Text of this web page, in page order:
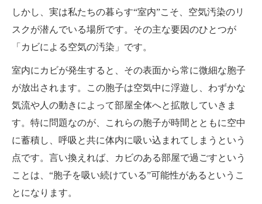
しかし、実は私たちの暮らす“室内”こそ、空気汚染のリ
スクが潜んでいる場所です。その主な要因のひとつが
「カビによる空気の汚染」です。
室内にカビが発生すると、その表面から常に微細な胞子
が放出されます。この胞子は空気中に浮遊し、わずかな
気流や人の動きによって部屋全体へと拡散していきま
す。特に問題なのが、これらの胞子が時間とともに空中
に蓄積し、呼吸と共に体内に吸い込まれてしまうという
点です。言い換えれば、カビのある部屋で過ごすという
ことは、“胞子を吸い続けている”可能性があるというこ
とになります。